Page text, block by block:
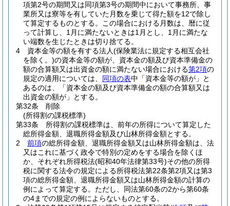
項第2号の期間又は同項第3号の期間中において事務所、事
業所又は寮等を有していた月数を乗じて得た額を12で除し
て算定するものとする。
この場合における月数は、暦に従
って計算し、1月に満たないときは1月とし、1月に満たな
い端数を生じたときは切り捨てる。
4
資本金等の額を有する法人(保険業法に規定する相互会社
を除く。)の資本金等の額が、資本金の額及び資本準備金の
額の合算額又は出資金の額に満たない場合における第2項の
規定の適用については、 同項の表中「資本金等の額が」と
あるのは、「資本金の額及び資本準備金の額の合算額又は
出資金の額が」とする。
第32条
削除
(所得割の課税標準)
第33条
所得割の課税標準は、前年の所得について算定した
総所得金額、退職所得金額及び山林所得金額とする。
2
前項の総所得金額、退職所得金額又は山林所得金額は、法
又はこれに基づく政令で特別の定めをする場合を除くほ
か、それぞれ所得税法(昭和40年法律第33号)その他の所得
税に関する法令の規定による所得税法第22条第2項又は第3
項の総所得金額、退職所得金額又は山林所得金額の計算の
例によって算定する。 ただし、同法第60条の2から第60条
の4までの規定の例によらないものとする。